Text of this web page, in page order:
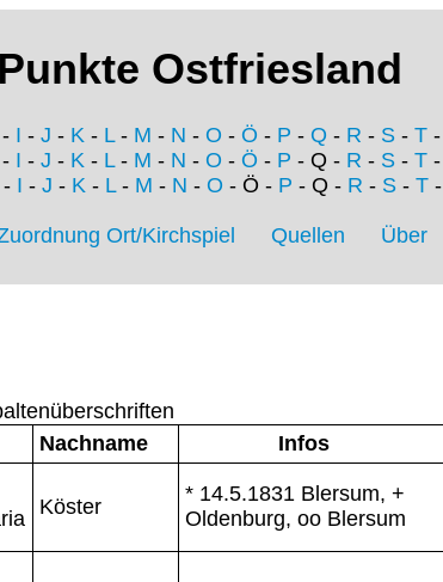
Ostfriesland
- I - J - K - L- M - N - O - Ö - P - Q - R - S - T -
- I - J - K - L- M - N - O - Ö - P - Q - R - S - T -
- I - J - K- L- M - N - O - Ö - P - Q - R - S- T-
Ort/Kirchspiel Quellen Über
Nachname Infos
Köster
* 14.5.1831 Blersum, +
Oldenburg, oo Blersum